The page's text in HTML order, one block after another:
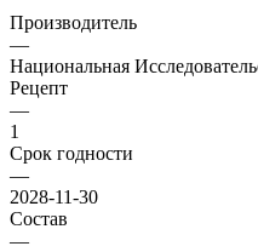
Производитель
—
Национальная
Рецепт
—
1
Срок годности
—
2028-11-30
Состав
—